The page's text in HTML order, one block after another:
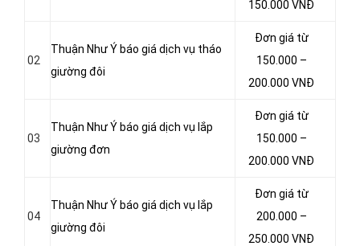
150.000 VNĐ
02
Thuận Như Ý báo giá dịch vụ tháo
giường đôi
Đơn giá từ
150.000 –
200.000 VNĐ
03
Thuận Như Ý báo giá dịch vụ lắp
giường đơn
Đơn giá từ
150.000 –
200.000 VNĐ
04
Thuận Như Ý báo giá dịch vụ lắp
giường đôi
Đơn giá từ
200.000 –
250.000 VNĐ